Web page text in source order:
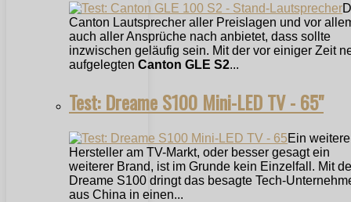
Canton Lautsprecher aller Preislagen und vor
auch aller Ansprüche nach anbietet, dass sollte
inzwischen geläufig sein. Mit der vor einiger Zeit
aufgelegten Canton GLE S2...
Test: Dreame S100 Mini-LED TV - 65"
Ein
Hersteller am TV-Markt, oder besser gesagt ein
weiterer Brand, ist im Grunde kein Einzelfall. Mit
Dreame S100 dringt das besagte Tech-
aus China in einen...